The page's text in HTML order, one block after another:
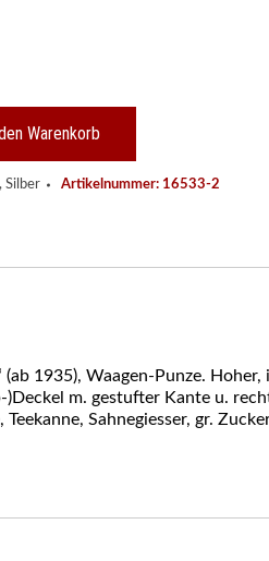
Warenkorb
, Silber Artikelnummer: 16533-2
1935), Waagen-Punze.
m. gestufter Kante u.
Sahnegiesser, gr.